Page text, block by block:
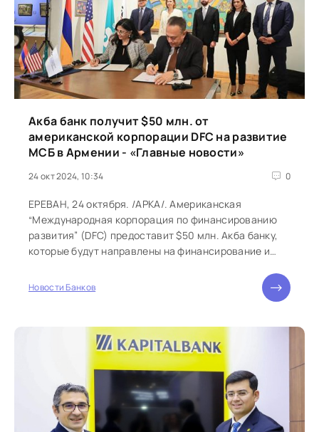
Акба банк получит $50 млн. от
американской корпорации DFC на развитие
МСБ в Армении - «Главные новости»
24 окт 2024, 10:34 0
ЕРЕВАН, 24 октября. /АРКА/. Американская
“Международная корпорация по финансированию
развития” (DFC) предоставит $50 млн. Акба банку,
которые будут направлены на финансирование и
Новости Банков